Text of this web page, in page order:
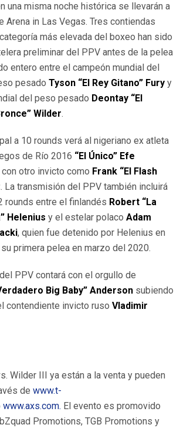
una misma noche histórica se llevarán a
Arena in Las Vegas. Tres contiendas
más elevada del boxeo han sido
preliminar del PPV antes de la pelea
entero entre el campeón mundial del
pesado Tyson “El Rey Gitano” Fury y
del peso pesado Deontay “El
Wilder.
a 10 rounds verá al nigeriano ex atleta
de Río 2016 “El Único” Efe
con otro invicto como Frank “El Flash
. La transmisión del PPV también incluirá
rounds entre el finlandés Robert “La
Helenius y el estelar polaco Adam
, quien fue detenido por Helenius en
primera pelea en marzo del 2020.
PPV contará con el orgullo de
Big Baby” Anderson subiendo
contendiente invicto ruso Vladimir
Wilder III ya están a la venta y pueden
de www.t-
www.axs.com. El evento es promovido
Promotions, TGB Promotions y